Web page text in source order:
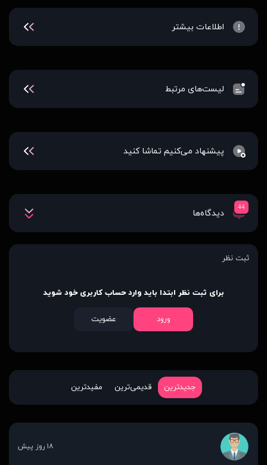
اطلاعات بیشتر
لیست‌های مرتبط
پیشنهاد می‌کنیم تماشا کنید
44
دیدگاه‌ها
ثبت نظر
برای ثبت نظر ابتدا باید وارد حساب کاربری خود شوید
ورود عضویت
جدیدترین قدیمی‌ترین مفیدترین
۱۸ روز پیش